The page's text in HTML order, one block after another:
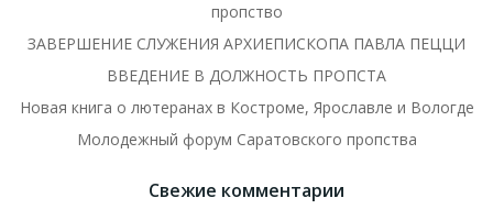
пропство
ЗАВЕРШЕНИЕ СЛУЖЕНИЯ АРХИЕПИСКОПА ПАВЛА ПЕЦЦИ
ВВЕДЕНИЕ В ДОЛЖНОСТЬ ПРОПСТА
Новая книга о лютеранах в Костроме, Ярославле и Вологде
Молодежный форум Саратовского пропства
Свежие комментарии